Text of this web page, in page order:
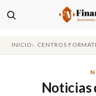
INICIO CENTROS
Noticias